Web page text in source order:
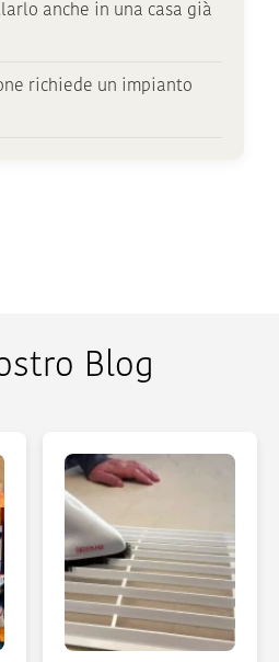
anche in una casa già
richiede un impianto
Blog